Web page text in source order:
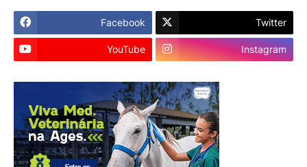
Facebook Twitter
YouTube Instagram